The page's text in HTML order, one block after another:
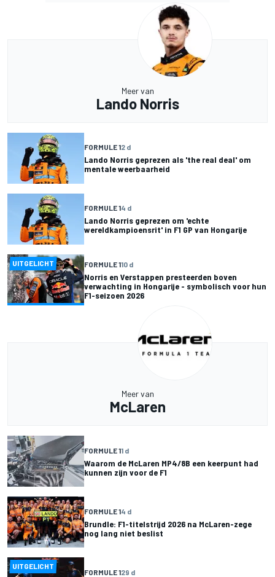
Meer van
Lando Norris
FORMULE 12 d
Lando Norris geprezen als 'the real deal' om
mentale weerbaarheid
FORMULE 14 d
Lando Norris geprezen om 'echte
wereldkampioensrit' in F1 GP van Hongarije
UITGELICHT FORMULE 110 d
Norris en Verstappen presteerden boven
verwachting in Hongarije - symbolisch voor hun
F1-seizoen 2026
Meer van
McLaren
FORMULE 11 d
Waarom de McLaren MP4/8B een keerpunt had
kunnen zijn voor de F1
FORMULE 14 d
Brundle: F1-titelstrijd 2026 na McLaren-zege
nog lang niet beslist
UITGELICHT
FORMULE 129 d